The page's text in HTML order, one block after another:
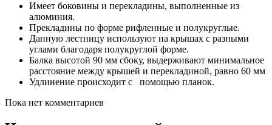
Имеет боковины и перекладины, выполненные из
алюминия.
Прекладины по форме рифленные и полукруглые.
Данную лестницу используют на крышах с разными
углами благодаря полукруглой форме.
Балка высотой 90 мм сбоку, выдерживают минимальное
расстояние между крышей и перекладиной, равно 60 мм
Удлинение происходит с помощью планок.
Пока нет комментариев